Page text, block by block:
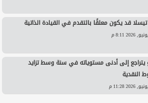
قد يكون معلقًا بالتقدم في القيادة الذاتية
يتراجع إلى أدنى مستوياته في سنة وسط تزايد
النقدية